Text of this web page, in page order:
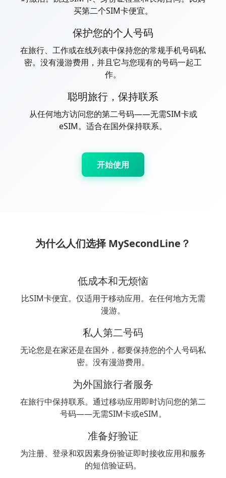
买第二个SIM卡便宜。
保护您的个人号码
在旅行、工作或在线列表中保持您的常规手机号码私
密。没有漫游费用，并且它与您现有的号码一起工
作。
聪明旅行，保持联系
从任何地方访问您的第二号码——无需SIM卡或
eSIM。适合在国外保持联系。
开始使用
为什么人们选择 MySecondLine？
低成本和无烦恼
比SIM卡便宜。仅适用于移动应用。在任何地方无需
漫游。
私人第二号码
无论您是在家还是在国外，都要保持您的个人号码私
密。没有漫游费用。
为外国旅行者服务
在旅行中保持联系。通过移动应用即时访问您的第二
号码——无需SIM卡或eSIM。
准备好验证
为注册、登录和双因素身份验证即时接收应用和服务
的短信验证码。